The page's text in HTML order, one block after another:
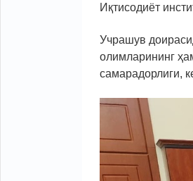
Иқтисодиёт
Учрашув
олимларининг
самарадорлиги,